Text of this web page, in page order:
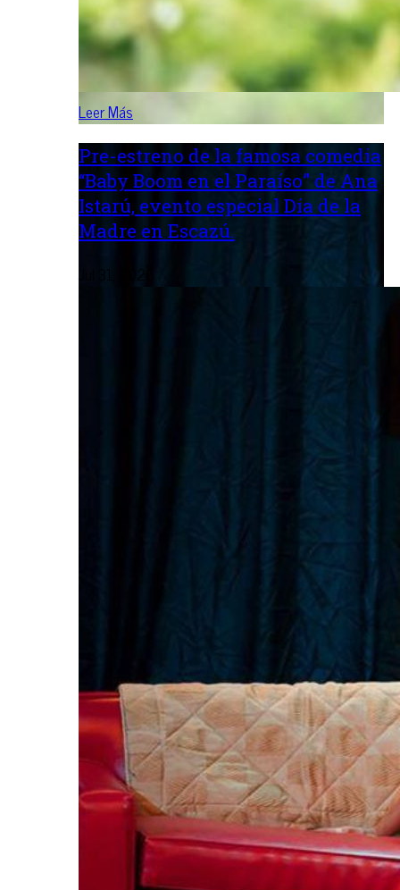
Leer Más
Pre-estreno de la famosa comedia
“Baby Boom en el Paraíso” de Ana
Istarú, evento especial Día de la
Madre en Escazú.
Jul 31, 2026